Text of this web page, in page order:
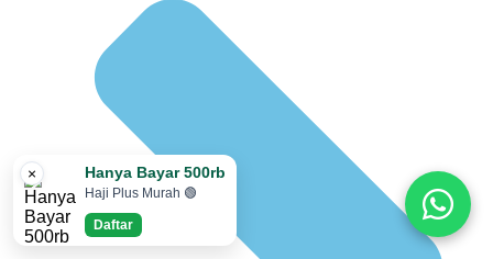
× Hanya Bayar 500rb
Haji Plus Murah 🟢
Daftar